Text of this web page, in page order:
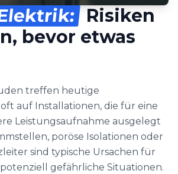
Risiken
bevor etwas
treffen heutige
auf Installationen, die für eine
Leistungsaufnahme ausgelegt
poröse Isolationen oder
sind typische Ursachen für
gefährliche Situationen.